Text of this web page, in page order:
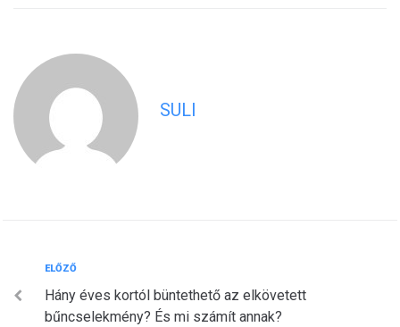
SULI
Bejegyzés
navigáció
Előző
ELŐZŐ
Hány éves kortól büntethető az elkövetett
bűncselekmény? És mi számít annak?